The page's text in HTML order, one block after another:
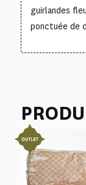
guirlandes
ponctuée de